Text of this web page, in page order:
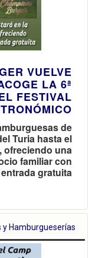
VUELVE
LA 6ª
FESTIVAL
de
Turia hasta el
ofreciendo una
familiar con
entrada gratuita
y Hamburgueserías